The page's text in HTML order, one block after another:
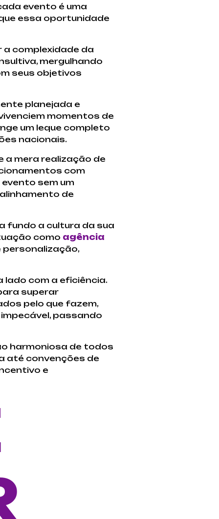
evento é uma
essa oportunidade
a complexidade da
mergulhando
seus objetivos
planejada e
momentos de
um leque completo
nacionais.
a mera realização de
com
sem um
de
fundo a cultura da sua
como agência
personalização,
lado com a eficiência.
superar
pelo que fazem,
passando
harmoniosa de todos
até convenções de
e